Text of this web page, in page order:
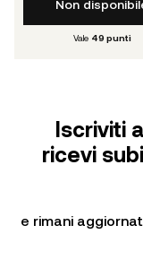
Non
Vale 49 punti
Iscriviti
ricevi
e rimani